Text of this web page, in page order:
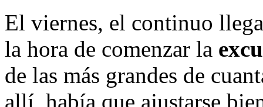
El viernes, el continuo
la hora de comenzar la
de las más grandes de
allí, había que ajustarse